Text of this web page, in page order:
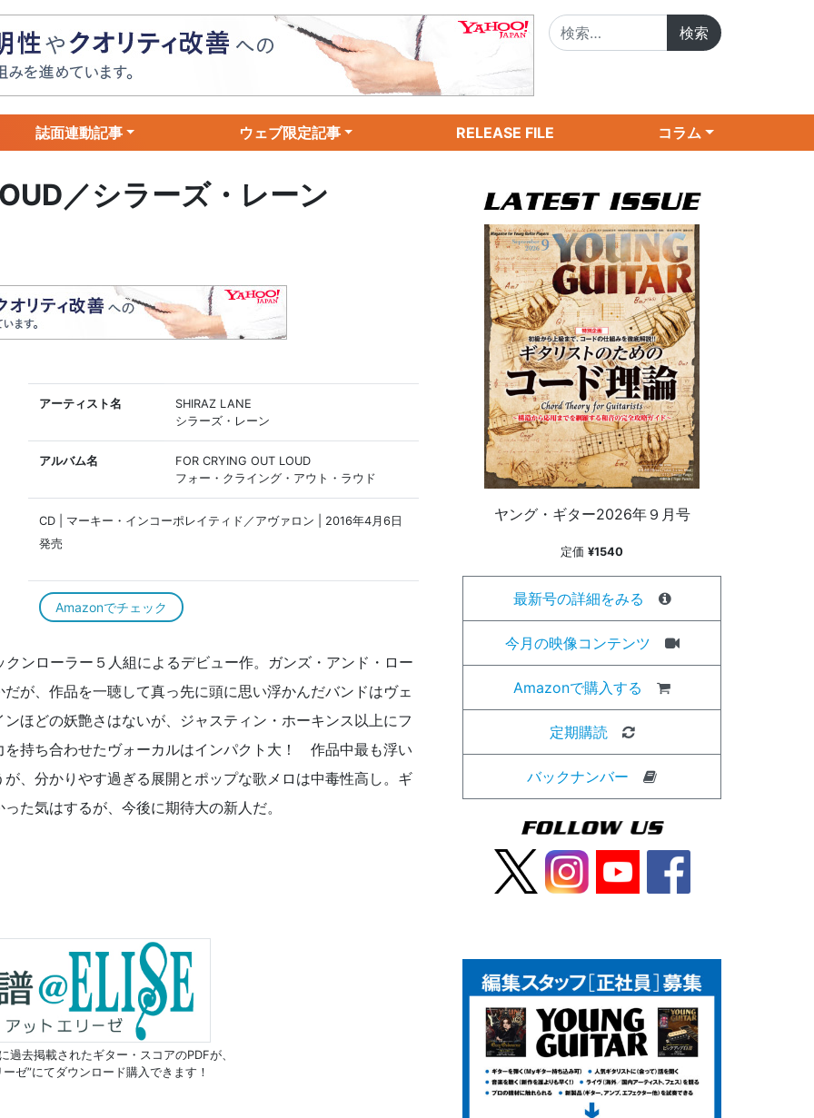
誌面連動記事 ウェブ限定記事 RELEASE FILE コラム
／シラーズ・レーン
アーティスト名
SHIRAZ LANE
シラーズ・レーン
アルバム名
FOR CRYING OUT LOUD
フォー・クライング・アウト・ラウド
CD | マーキー・インコーポレイティド／アヴァロン | 2016年4月6日
発売
Amazonでチェック
クンローラー５人組によるデビュー作。ガンズ・アンド・ロー
が、作品を一聴して真っ先に頭に思い浮かんだバンドはヴェ
ほどの妖艶さはないが、ジャスティン・ホーキンス以上にフ
持ち合わせたヴォーカルはインパクト大！ 作品中最も浮い
、分かりやす過ぎる展開とポップな歌メロは中毒性高し。ギ
た気はするが、今後に期待大の新人だ。
過去掲載されたギター・スコアのPDFが、
ゼ”にてダウンロード購入できます！
ヤング・ギター2026年９月号
定価 ¥1540
最新号の詳細をみる
今月の映像コンテンツ
Amazonで購入する
定期購読
バックナンバー